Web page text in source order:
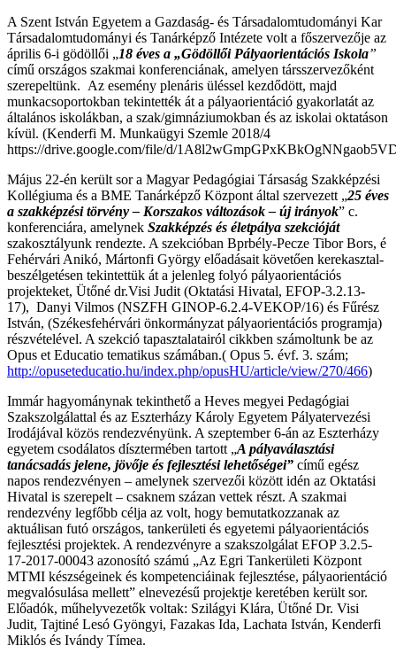
A Szent István Egyetem a Gazdaság- és Társadalomtudományi Kar
Társadalomtudományi és Tanárképző Intézete volt a főszervezője az
április 6-i gödöllői „18 éves a „Gödöllői Pályaorientációs Iskola”
című országos szakmai konferenciának, amelyen társszervezőként
szerepeltünk. Az esemény plenáris üléssel kezdődött, majd
munkacsoportokban tekintették át a pályaorientáció gyakorlatát az
általános iskolákban, a szak/gimnáziumokban és az iskolai oktatáson
kívül. (Kenderfi M. Munkaügyi Szemle 2018/4
https://drive.google.com/file/d/
Május 22-én került sor a Magyar Pedagógiai Társaság Szakképzési
Kollégiuma és a BME Tanárképző Központ által szervezett „25 éves
a szakképzési törvény – Korszakos változások – új irányok” c.
konferenciára, amelynek Szakképzés és életpálya szekcióját
szakosztályunk rendezte. A szekcióban Bprbély-Pecze Tibor Bors, é
Fehérvári Anikó, Mártonfi György előadásait követően kerekasztal-
beszélgetésen tekintettük át a jelenleg folyó pályaorientációs
projekteket, Ütőné dr.Visi Judit (Oktatási Hivatal, EFOP-3.2.13-
17), Danyi Vilmos (NSZFH GINOP-6.2.4-VEKOP/16) és Fűrész
István, (Székesfehérvári önkormányzat pályaorientációs programja)
részvételével. A szekció tapasztalatairól cikkben számoltunk be az
Opus et Educatio tematikus számában.( Opus 5. évf. 3. szám;
http://opuseteducatio.hu/index.php/opusHU/article/view/270/466)
Immár hagyománynak tekinthető a Heves megyei Pedagógiai
Szakszolgálattal és az Eszterházy Károly Egyetem Pályatervezési
Irodájával közös rendezvényünk. A szeptember 6-án az Eszterházy
egyetem csodálatos dísztermében tartott „A pályaválasztási
tanácsadás jelene, jövője és fejlesztési lehetőségei” című egész
napos rendezvényen – amelynek szervezői között idén az Oktatási
Hivatal is szerepelt – csaknem százan vettek részt. A szakmai
rendezvény legfőbb célja az volt, hogy bemutatkozzanak az
aktuálisan futó országos, tankerületi és egyetemi pályaorientációs
fejlesztési projektek. A rendezvényre a szakszolgálat EFOP 3.2.5-
17-2017-00043 azonosító számú „Az Egri Tankerületi Központ
MTMI készségeinek és kompetenciáinak fejlesztése, pályaorientáció
megvalósulása mellett” elnevezésű projektje keretében került sor.
Előadók, műhelyvezetők voltak: Szilágyi Klára, Ütőné Dr. Visi
Judit, Tajtiné Lesó Gyöngyi, Fazakas Ida, Lachata István, Kenderfi
Miklós és Ivándy Tímea.